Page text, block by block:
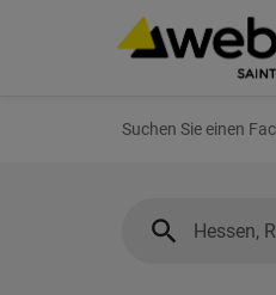
Suchen Sie einen